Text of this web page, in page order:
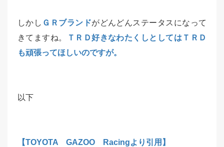
しかし ＧＲブランドがどんどんステータスになって
きてますね。
ＴＲＤ好きなわたくしとしてはＴＲＤ
も頑張ってほしいのですが。
以下
【TOYOTA GAZOO Racingより引用】